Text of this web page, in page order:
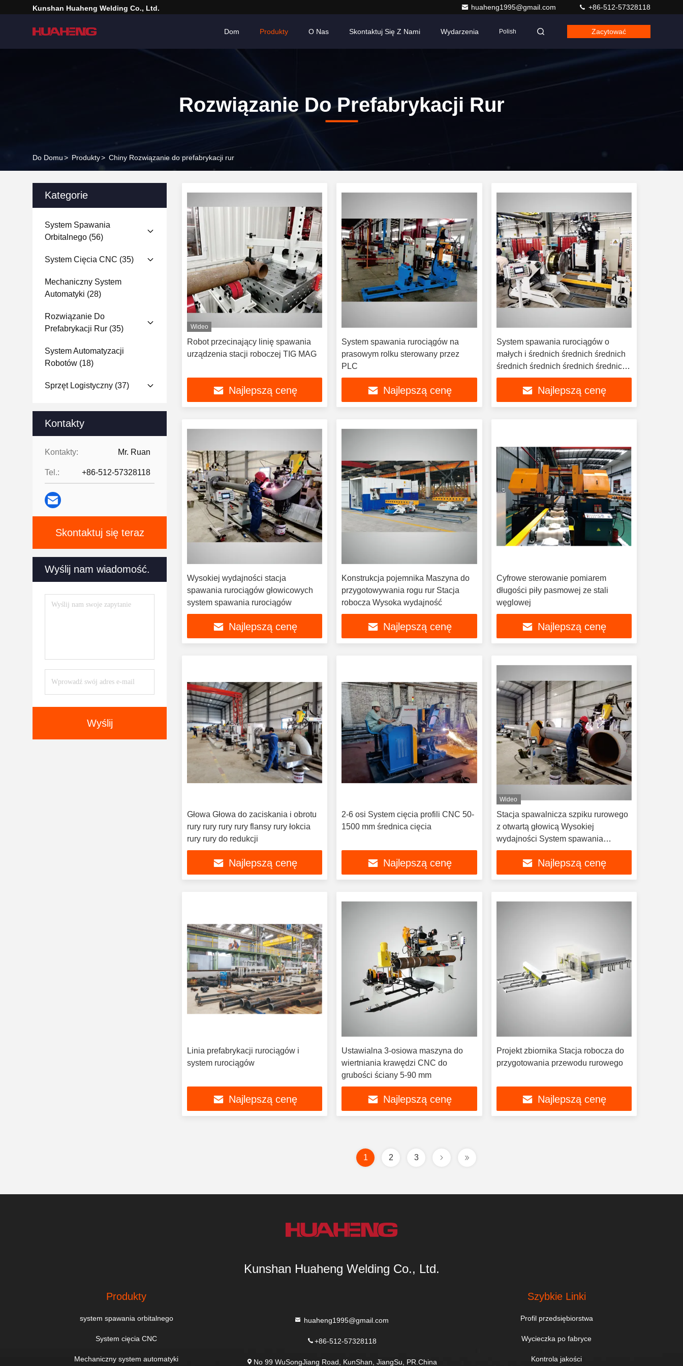
Kunshan Huaheng Welding Co., Ltd. huaheng1995@gmail.com +86-512-57328118
Dom Produkty O Nas Skontaktuj Się Z Nami Wydarzenia Polish Zacytować
Rozwiązanie Do Prefabrykacji Rur
Do Domu> Produkty> Chiny Rozwiązanie do prefabrykacji rur
Kategorie
System Spawania
Orbitalnego (56)
System Cięcia CNC (35)
Mechaniczny System
Automatyki (28)
Rozwiązanie Do
Prefabrykacji Rur (35)
System Automatyzacji
Robotów (18)
Sprzęt Logistyczny (37)
Kontakty
Kontakty: Mr. Ruan
Tel.: +86-512-57328118
Skontaktuj się teraz
Wyślij nam wiadomość.
Wyślij
Wideo
Robot przecinający linię spawania
urządzenia stacji roboczej TIG MAG
Najlepszą cenę
System spawania rurociągów na
prasowym rolku sterowany przez
PLC
Najlepszą cenę
System spawania rurociągów o
małych i średnich średnich średnich
średnich średnich średnich średnich
średnich średnich
Najlepszą cenę
Wysokiej wydajności stacja
spawania rurociągów głowicowych
system spawania rurociągów
Najlepszą cenę
Konstrukcja pojemnika Maszyna do
przygotowywania rogu rur Stacja
robocza Wysoka wydajność
Najlepszą cenę
Cyfrowe sterowanie pomiarem
długości piły pasmowej ze stali
węglowej
Najlepszą cenę
Głowa Głowa do zaciskania i obrotu
rury rury rury rury flansy rury łokcia
rury rury do redukcji
Najlepszą cenę
2-6 osi System cięcia profili CNC 50-
1500 mm średnica cięcia
Najlepszą cenę
Wideo
Stacja spawalnicza szpiku rurowego
z otwartą głowicą Wysokiej
wydajności System spawania
rurowego
Najlepszą cenę
Linia prefabrykacji rurociągów i
system rurociągów
Najlepszą cenę
Ustawialna 3-osiowa maszyna do
wiertniania krawędzi CNC do
grubości ściany 5-90 mm
Najlepszą cenę
Projekt zbiornika Stacja robocza do
przygotowania przewodu rurowego
Najlepszą cenę
1 2 3
Kunshan Huaheng Welding Co., Ltd.
Produkty
system spawania orbitalnego
System cięcia CNC
Mechaniczny system automatyki
huaheng1995@gmail.com
+86-512-57328118
No 99 WuSongJiang Road, KunShan, JiangSu, PR.China
Szybkie Linki
Profil przedsiębiorstwa
Wycieczka po fabryce
Kontrola jakości